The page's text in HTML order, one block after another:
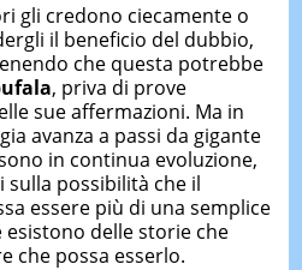
gli credono ciecamente o
il beneficio del dubbio,
che questa potrebbe
, priva di prove
sue affermazioni. Ma in
avanza a passi da gigante
in continua evoluzione,
possibilità che il
essere più di una semplice
esistono delle storie che
che possa esserlo.